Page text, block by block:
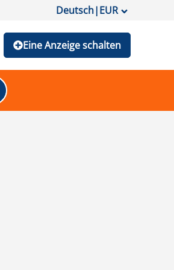
Deutsch|EUR
Eine Anzeige schalten